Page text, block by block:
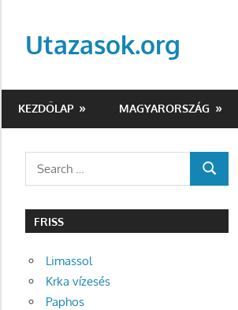
contentUtazasok.org
KEZDŐLAP MAGYARORSZÁG
SEARCH
FRISS
Limassol
Krka vízesés
Paphos